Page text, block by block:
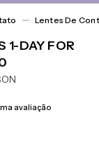
Lentes De
1-DAY FOR
avaliação